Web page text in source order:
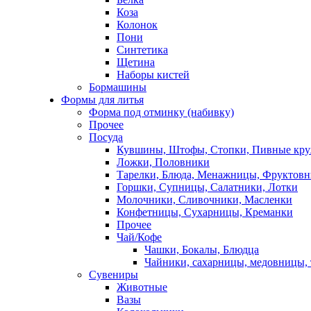
Коза
Колонок
Пони
Синтетика
Щетина
Наборы кистей
Бормашины
Формы для литья
Форма под отминку (набивку)
Прочее
Посуда
Кувшины, Штофы, Стопки, Пивные
Ложки, Половники
Тарелки, Блюда, Менажницы,
Горшки, Супницы, Салатники, Лотки
Молочники, Сливочники, Масленки
Конфетницы, Сухарницы, Креманки
Прочее
Чай/Кофе
Чашки, Бокалы, Блюдца
Чайники, сахарницы, медовницы,
Сувениры
Животные
Вазы